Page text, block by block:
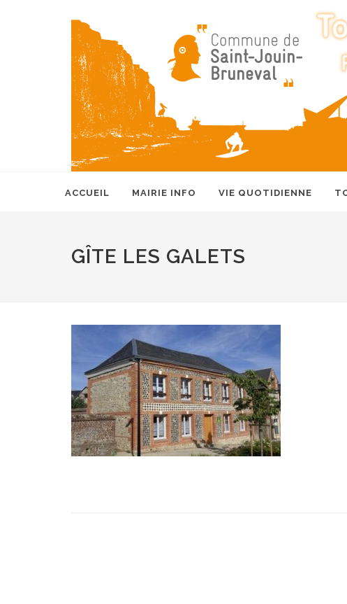
ACCUEIL MAIRIE INFO VIE QUOTIDIENNE
GÎTE LES GALETS